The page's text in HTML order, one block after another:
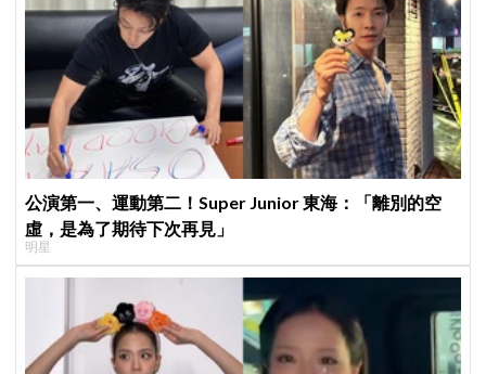
公演第一、運動第二！Super Junior 東海：「離別的空
虛，是為了期待下次再見」
明星